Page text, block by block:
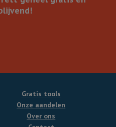
Gratis tools
Onze aandelen
Over ons